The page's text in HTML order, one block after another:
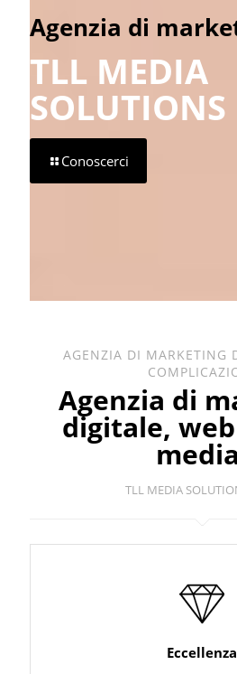
Agenzia di
TLL MEDIA
SOLUTIONS
Conoscerci
AGENZIA DI MARKETING
Agenzia di
digitale,
TLL MEDIA
Eccellenza